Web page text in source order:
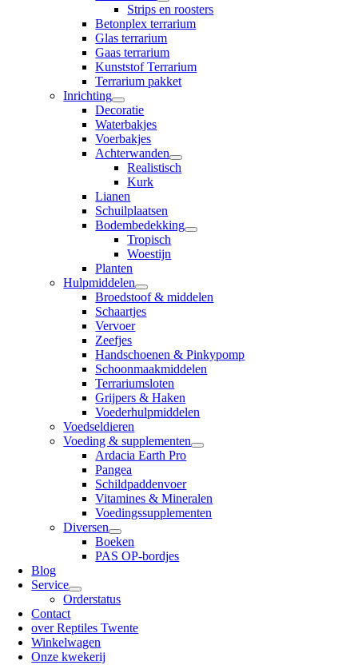
Strips en roosters
Betonplex terrarium
Glas terrarium
Gaas terrarium
Kunststof Terrarium
Terrarium pakket
Inrichting
Decoratie
Waterbakjes
Voerbakjes
Achterwanden
Realistisch
Kurk
Lianen
Schuilplaatsen
Bodembedekking
Tropisch
Woestijn
Planten
Hulpmiddelen
Broedstoof & middelen
Schaartjes
Vervoer
Zeefjes
Handschoenen & Pinkypomp
Schoonmaakmiddelen
Terrariumsloten
Grijpers & Haken
Voederhulpmiddelen
Voedseldieren
Voeding & supplementen
Ardacia Earth Pro
Pangea
Schildpaddenvoer
Vitamines & Mineralen
Voedingssupplementen
Diversen
Boeken
PAS OP-bordjes
Blog
Service
Orderstatus
Contact
over Reptiles Twente
Winkelwagen
Onze kwekerij